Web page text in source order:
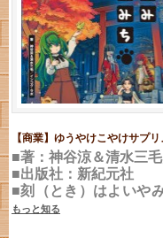
【商業】ゆうやけこやけサプ
■著：神谷涼＆清水三
■出版社：新紀元社
■刻（とき）はよいや
もっと知る